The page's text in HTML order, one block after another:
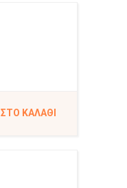
ΣΤΟ ΚΑΛΆΘΙ